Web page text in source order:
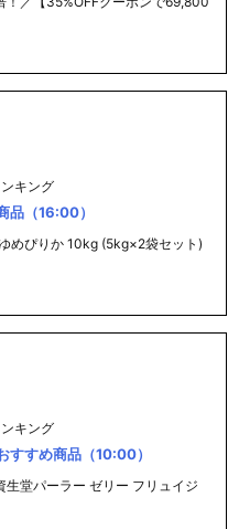
キング
品（16:00）
めぴりか 10kg (5kg×2袋セット)
キング
すすめ商品（10:00）
生堂パーラー ゼリー フリュイジ